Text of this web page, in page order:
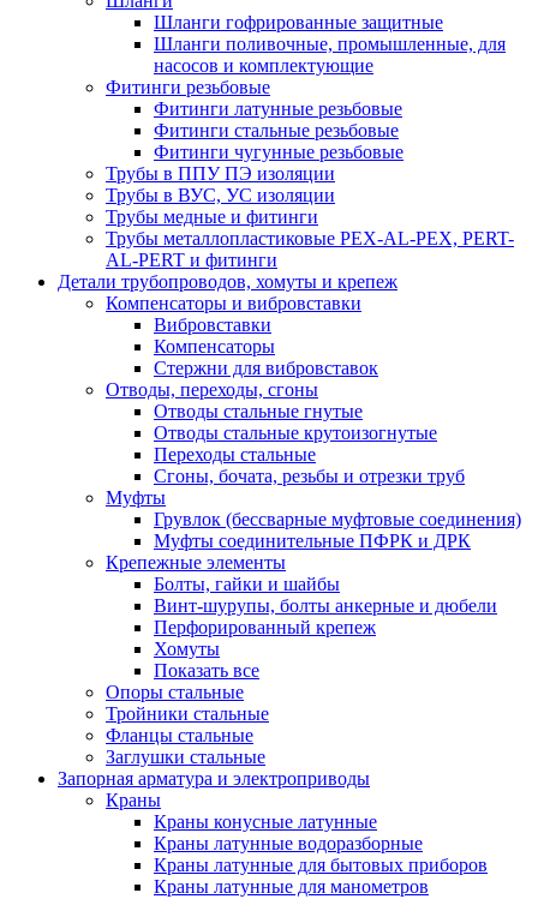
Шланги гофрированные защитные
Шланги поливочные, промышленные, для
насосов и комплектующие
Фитинги резьбовые
Фитинги латунные резьбовые
Фитинги стальные резьбовые
Фитинги чугунные резьбовые
Трубы в ППУ ПЭ изоляции
Трубы в ВУС, УС изоляции
Трубы медные и фитинги
Трубы металлопластиковые PEX-AL-PEX, PERT-
AL-PERT и фитинги
Детали трубопроводов, хомуты и крепеж
Компенсаторы и вибровставки
Вибровставки
Компенсаторы
Стержни для вибровставок
Отводы, переходы, сгоны
Отводы стальные гнутые
Отводы стальные крутоизогнутые
Переходы стальные
Сгоны, бочата, резьбы и отрезки труб
Муфты
Грувлок (бессварные муфтовые соединения)
Муфты соединительные ПФРК и ДРК
Крепежные элементы
Болты, гайки и шайбы
Винт-шурупы, болты анкерные и дюбели
Перфорированный крепеж
Хомуты
Показать все
Опоры стальные
Тройники стальные
Фланцы стальные
Заглушки стальные
Запорная арматура и электроприводы
Краны
Краны конусные латунные
Краны латунные водоразборные
Краны латунные для бытовых приборов
Краны латунные для манометров